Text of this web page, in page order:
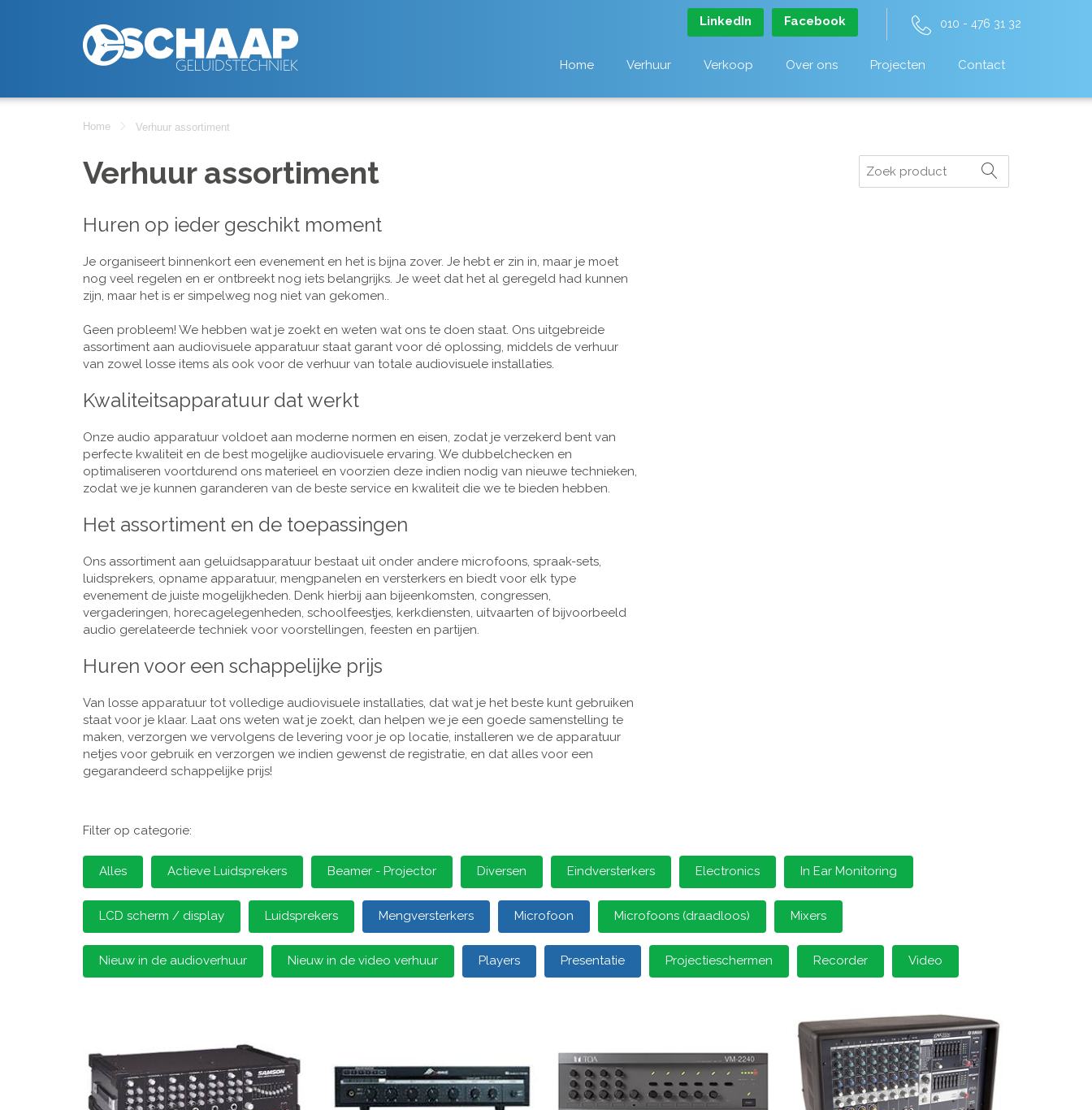
LinkedIn Facebook 010 - 476 31 32
Home Verhuur Verkoop Over ons Projecten Contact
Home Verhuur assortiment
Verhuur assortiment
Huren op ieder geschikt moment
Je organiseert binnenkort een evenement en het is bijna zover. Je hebt er zin in, maar je moet
nog veel regelen en er ontbreekt nog iets belangrijks. Je weet dat het al geregeld had kunnen
zijn, maar het is er simpelweg nog niet van gekomen..
Geen probleem! We hebben wat je zoekt en weten wat ons te doen staat. Ons uitgebreide
assortiment aan audiovisuele apparatuur staat garant voor dé oplossing, middels de verhuur
van zowel losse items als ook voor de verhuur van totale audiovisuele installaties.
Kwaliteitsapparatuur dat werkt
Onze audio apparatuur voldoet aan moderne normen en eisen, zodat je verzekerd bent van
perfecte kwaliteit en de best mogelijke audiovisuele ervaring. We dubbelchecken en
optimaliseren voortdurend ons materieel en voorzien deze indien nodig van nieuwe technieken,
zodat we je kunnen garanderen van de beste service en kwaliteit die we te bieden hebben.
Het assortiment en de toepassingen
Ons assortiment aan geluidsapparatuur bestaat uit onder andere microfoons, spraak-sets,
luidsprekers, opname apparatuur, mengpanelen en versterkers en biedt voor elk type
evenement de juiste mogelijkheden. Denk hierbij aan bijeenkomsten, congressen,
vergaderingen, horecagelegenheden, schoolfeestjes, kerkdiensten, uitvaarten of bijvoorbeeld
audio gerelateerde techniek voor voorstellingen, feesten en partijen.
Huren voor een schappelijke prijs
Van losse apparatuur tot volledige audiovisuele installaties, dat wat je het beste kunt gebruiken
staat voor je klaar. Laat ons weten wat je zoekt, dan helpen we je een goede samenstelling te
maken, verzorgen we vervolgens de levering voor je op locatie, installeren we de apparatuur
netjes voor gebruik en verzorgen we indien gewenst de registratie, en dat alles voor een
gegarandeerd schappelijke prijs!
Zoeken
Filter op categorie:
Alles Actieve Luidsprekers Beamer - Projector Diversen Eindversterkers Electronics In Ear Monitoring
LCD scherm / display Luidsprekers Mengversterkers Microfoon Microfoons (draadloos) Mixers
Nieuw in de audioverhuur Nieuw in de video verhuur Players Presentatie Projectieschermen Recorder Video